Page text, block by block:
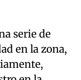
serie de
en la zona,